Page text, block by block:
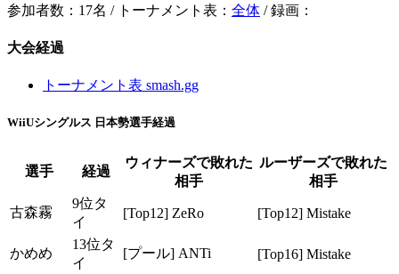
参加者数：17名 / トーナメント表： 全体 / 録画：
大会経過
トーナメント表 smash.gg
WiiUシングルス 日本勢選手経過
選手 経過
ウィナーズで敗れた
相手
ルーザーズで敗れた
相手
古森霧
9位タ
イ
[Top12] ZeRo [Top12] Mistake
かめめ
13位タ
イ
[プール] ANTi [Top16] Mistake